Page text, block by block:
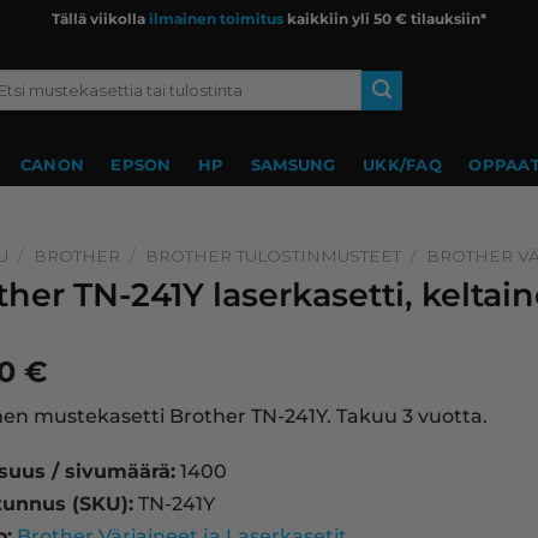
Tällä viikolla ilmainen toimitus kaikkiin yli 50 € tilauksiin*
CANON EPSON HP SAMSUNG UKK/FAQ
/ BROTHER / BROTHER TULOSTINMUSTEET / BROTHER
TN-241Y laserkasetti,
€
mustekasetti Brother TN-241Y. Takuu 3 vuotta.
/ sivumäärä: 1400
(SKU): TN-241Y